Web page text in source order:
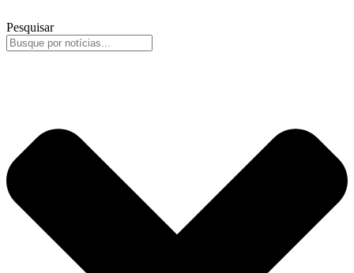
Pesquisar